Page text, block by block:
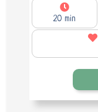
20 min